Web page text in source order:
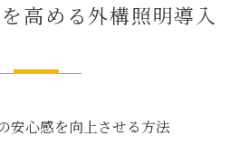
高める外構照明導入
安心感を向上させる方法